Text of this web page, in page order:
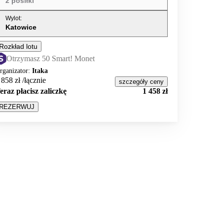
Wylot:
Katowice
Rozkład lotu
Otrzymasz 50 Smart! Monet
: Itaka
zł/łącznie szczegóły ceny
płacisz zaliczkę 1 458 zł
REZERWUJ